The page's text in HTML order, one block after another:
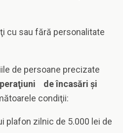
cu sau fără personalitate
de persoane precizate
de încasări şi
condiţii:
plafon zilnic de 5.000 lei de